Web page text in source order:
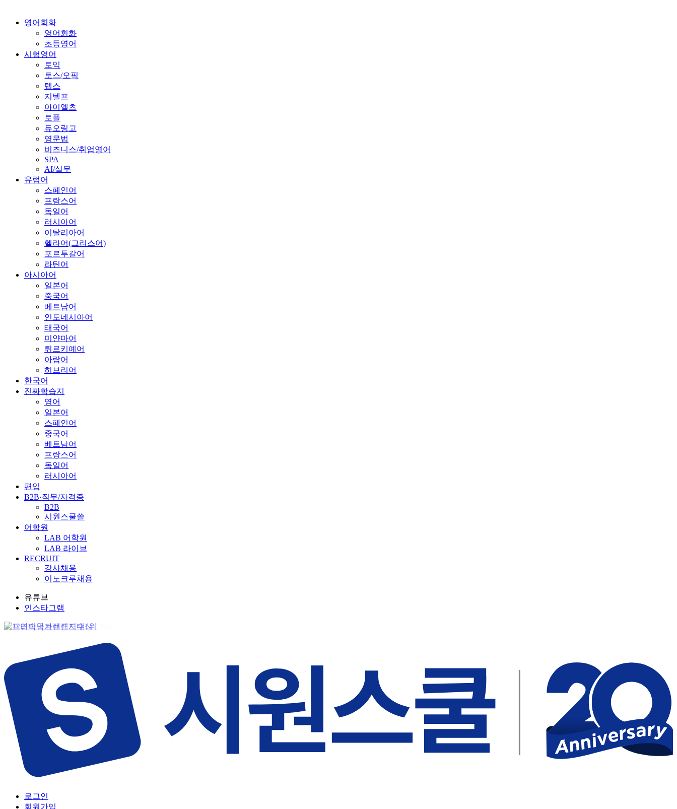
영어회화
영어회화
초등영어
시험영어
토익
토스/오픽
텝스
지텔프
아이엘츠
토플
듀오링고
영문법
비즈니스/취업영어
SPA
AI/실무
유럽어
스페인어
프랑스어
독일어
러시아어
이탈리아어
헬라어(그리스어)
포르투갈어
라틴어
아시아어
일본어
중국어
베트남어
인도네시아어
태국어
미얀마어
튀르키예어
아랍어
히브리어
한국어
진짜학습지
영어
일본어
스페인어
중국어
베트남어
프랑스어
독일어
러시아어
편입
B2B·직무/자격증
B2B
시원스쿨쓸
어학원
LAB 어학원
LAB 라이브
RECRUIT
강사채용
이노크루채용
유튜브
인스타그램
로그인
회원가입